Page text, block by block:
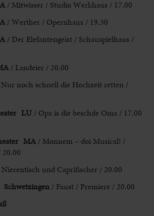
/ Mitwisser / Studio Werkhaus / 17.00
/ Werther / Opernhaus / 19.30
/ Der Elefantengeist / Schauspielhaus /
/ Landeier / 20.00
noch schnell die Hochzeit retten /
LU / Opa is die beschde Oma / 17.00
MA / Monnem – doi Musical! /
und Caprifischer / 20.00
/ Faust / Premiere / 20.00